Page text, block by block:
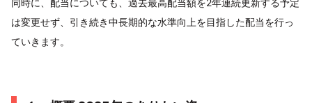
は変更せず、引き続き中長期的な水準向上を目指した配当を行っ
ていきます。